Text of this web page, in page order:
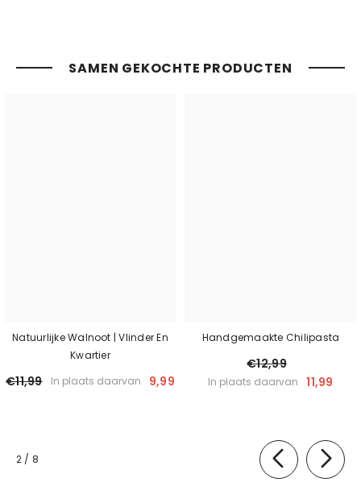
SAMEN GEKOCHTE PRODUCTEN
Natuurlijke Walnoot | Vlinder En
Kwartier
€11,99 In plaats daarvan 9,99
Handgemaakte Chilipasta
€12,99
In plaats daarvan 11,99
2 / van
8